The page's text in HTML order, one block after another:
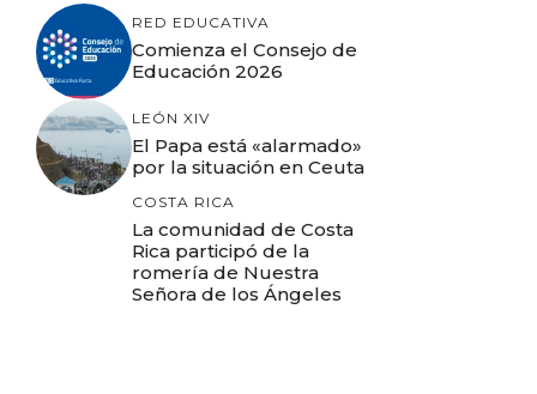
RED EDUCATIVA
Comienza el Consejo de
Educación 2026
LEÓN XIV
El Papa está «alarmado»
por la situación en Ceuta
COSTA RICA
La comunidad de Costa
Rica participó de la
romería de Nuestra
Señora de los Ángeles